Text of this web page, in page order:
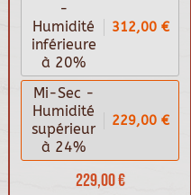
229,00 €
-
Humidité
inférieure
à 20%
312,00 €
Mi-Sec -
Humidité
supérieur
à 24%
229,00 €